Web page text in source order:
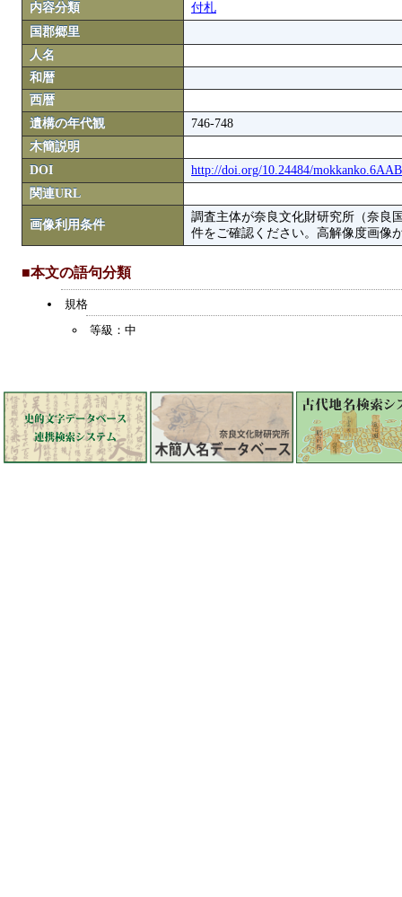
内容分類
付札
国郡郷里
人名
和暦
西暦
遺構の年代観
746-748
木簡説明
DOI
http://doi.org/10.24484/
関連URL
画像利用条件
調査主体が奈良文化財研究所（奈良
件をご確認ください。高解像度画像
■本文の語句分類
規格
等級：中